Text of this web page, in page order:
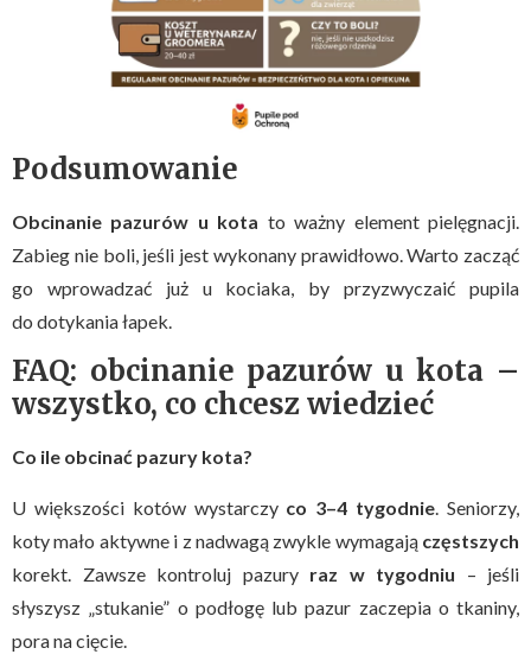
Podsumowanie
Obcinanie pazurów u kota to ważny element pielęgnacji.
Zabieg nie boli, jeśli jest wykonany prawidłowo. Warto zacząć
go wprowadzać już u kociaka, by przyzwyczaić pupila
do dotykania łapek.
FAQ: obcinanie pazurów u kota –
wszystko, co chcesz wiedzieć
Co ile obcinać pazury kota?
U większości kotów wystarczy co 3–4 tygodnie. Seniorzy,
koty mało aktywne i z nadwagą zwykle wymagają częstszych
korekt. Zawsze kontroluj pazury raz w tygodniu – jeśli
słyszysz „stukanie” o podłogę lub pazur zaczepia o tkaniny,
pora na cięcie.